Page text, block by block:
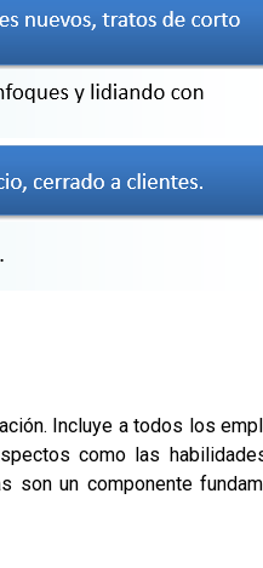
Incluye a todos los
como las
son un componente